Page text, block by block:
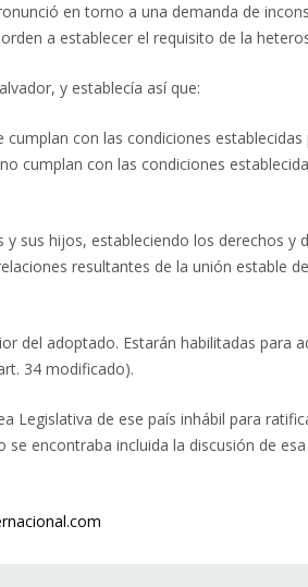
en torno a una demanda de
a establecer el requisito de la
y establecía así que:
con las condiciones
cumplan con las condiciones
sus hijos, estableciendo los derechos y
resultantes de la unión estable
del adoptado. Estarán habilitadas para
34 modificado).
de ese país inhábil para
encontraba incluida la discusión de